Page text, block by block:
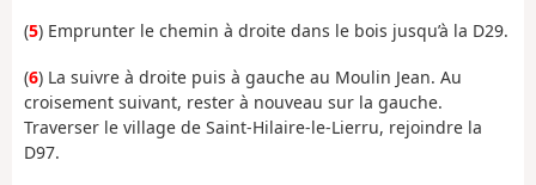
(5) Emprunter le chemin à droite dans le bois jusqu’à la D29.
(6) La suivre à droite puis à gauche au Moulin Jean. Au
croisement suivant, rester à nouveau sur la gauche.
Traverser le village de Saint-Hilaire-le-Lierru, rejoindre la
D97.